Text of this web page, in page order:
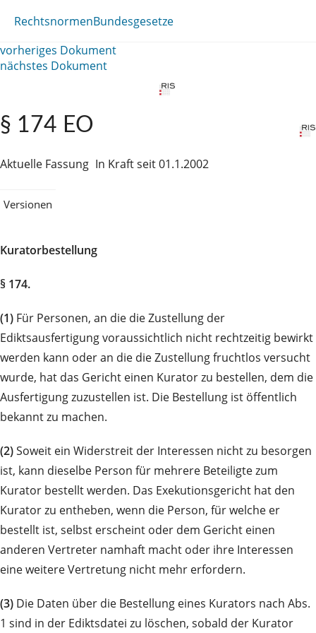
RechtsnormenBundesgesetze
vorheriges Dokument
nächstes Dokument
§ 174 EO
Aktuelle Fassung In Kraft seit 01.1.2002
Versionen
Kuratorbestellung
§ 174.
(1) Für Personen, an die die Zustellung der
Ediktsausfertigung voraussichtlich nicht rechtzeitig bewirkt
werden kann oder an die die Zustellung fruchtlos versucht
wurde, hat das Gericht einen Kurator zu bestellen, dem die
Ausfertigung zuzustellen ist. Die Bestellung ist öffentlich
bekannt zu machen.
(2)Soweit ein Widerstreit der Interessen nicht zu besorgen
ist, kann dieselbe Person für mehrere Beteiligte zum
Kurator bestellt werden. Das Exekutionsgericht hat den
Kurator zu entheben, wenn die Person, für welche er
bestellt ist, selbst erscheint oder dem Gericht einen
anderen Vertreter namhaft macht oder ihre Interessen
eine weitere Vertretung nicht mehr erfordern.
(3) Die Daten über die Bestellung eines Kurators nach Abs.
1 sind in der Ediktsdatei zu löschen, sobald der Kurator